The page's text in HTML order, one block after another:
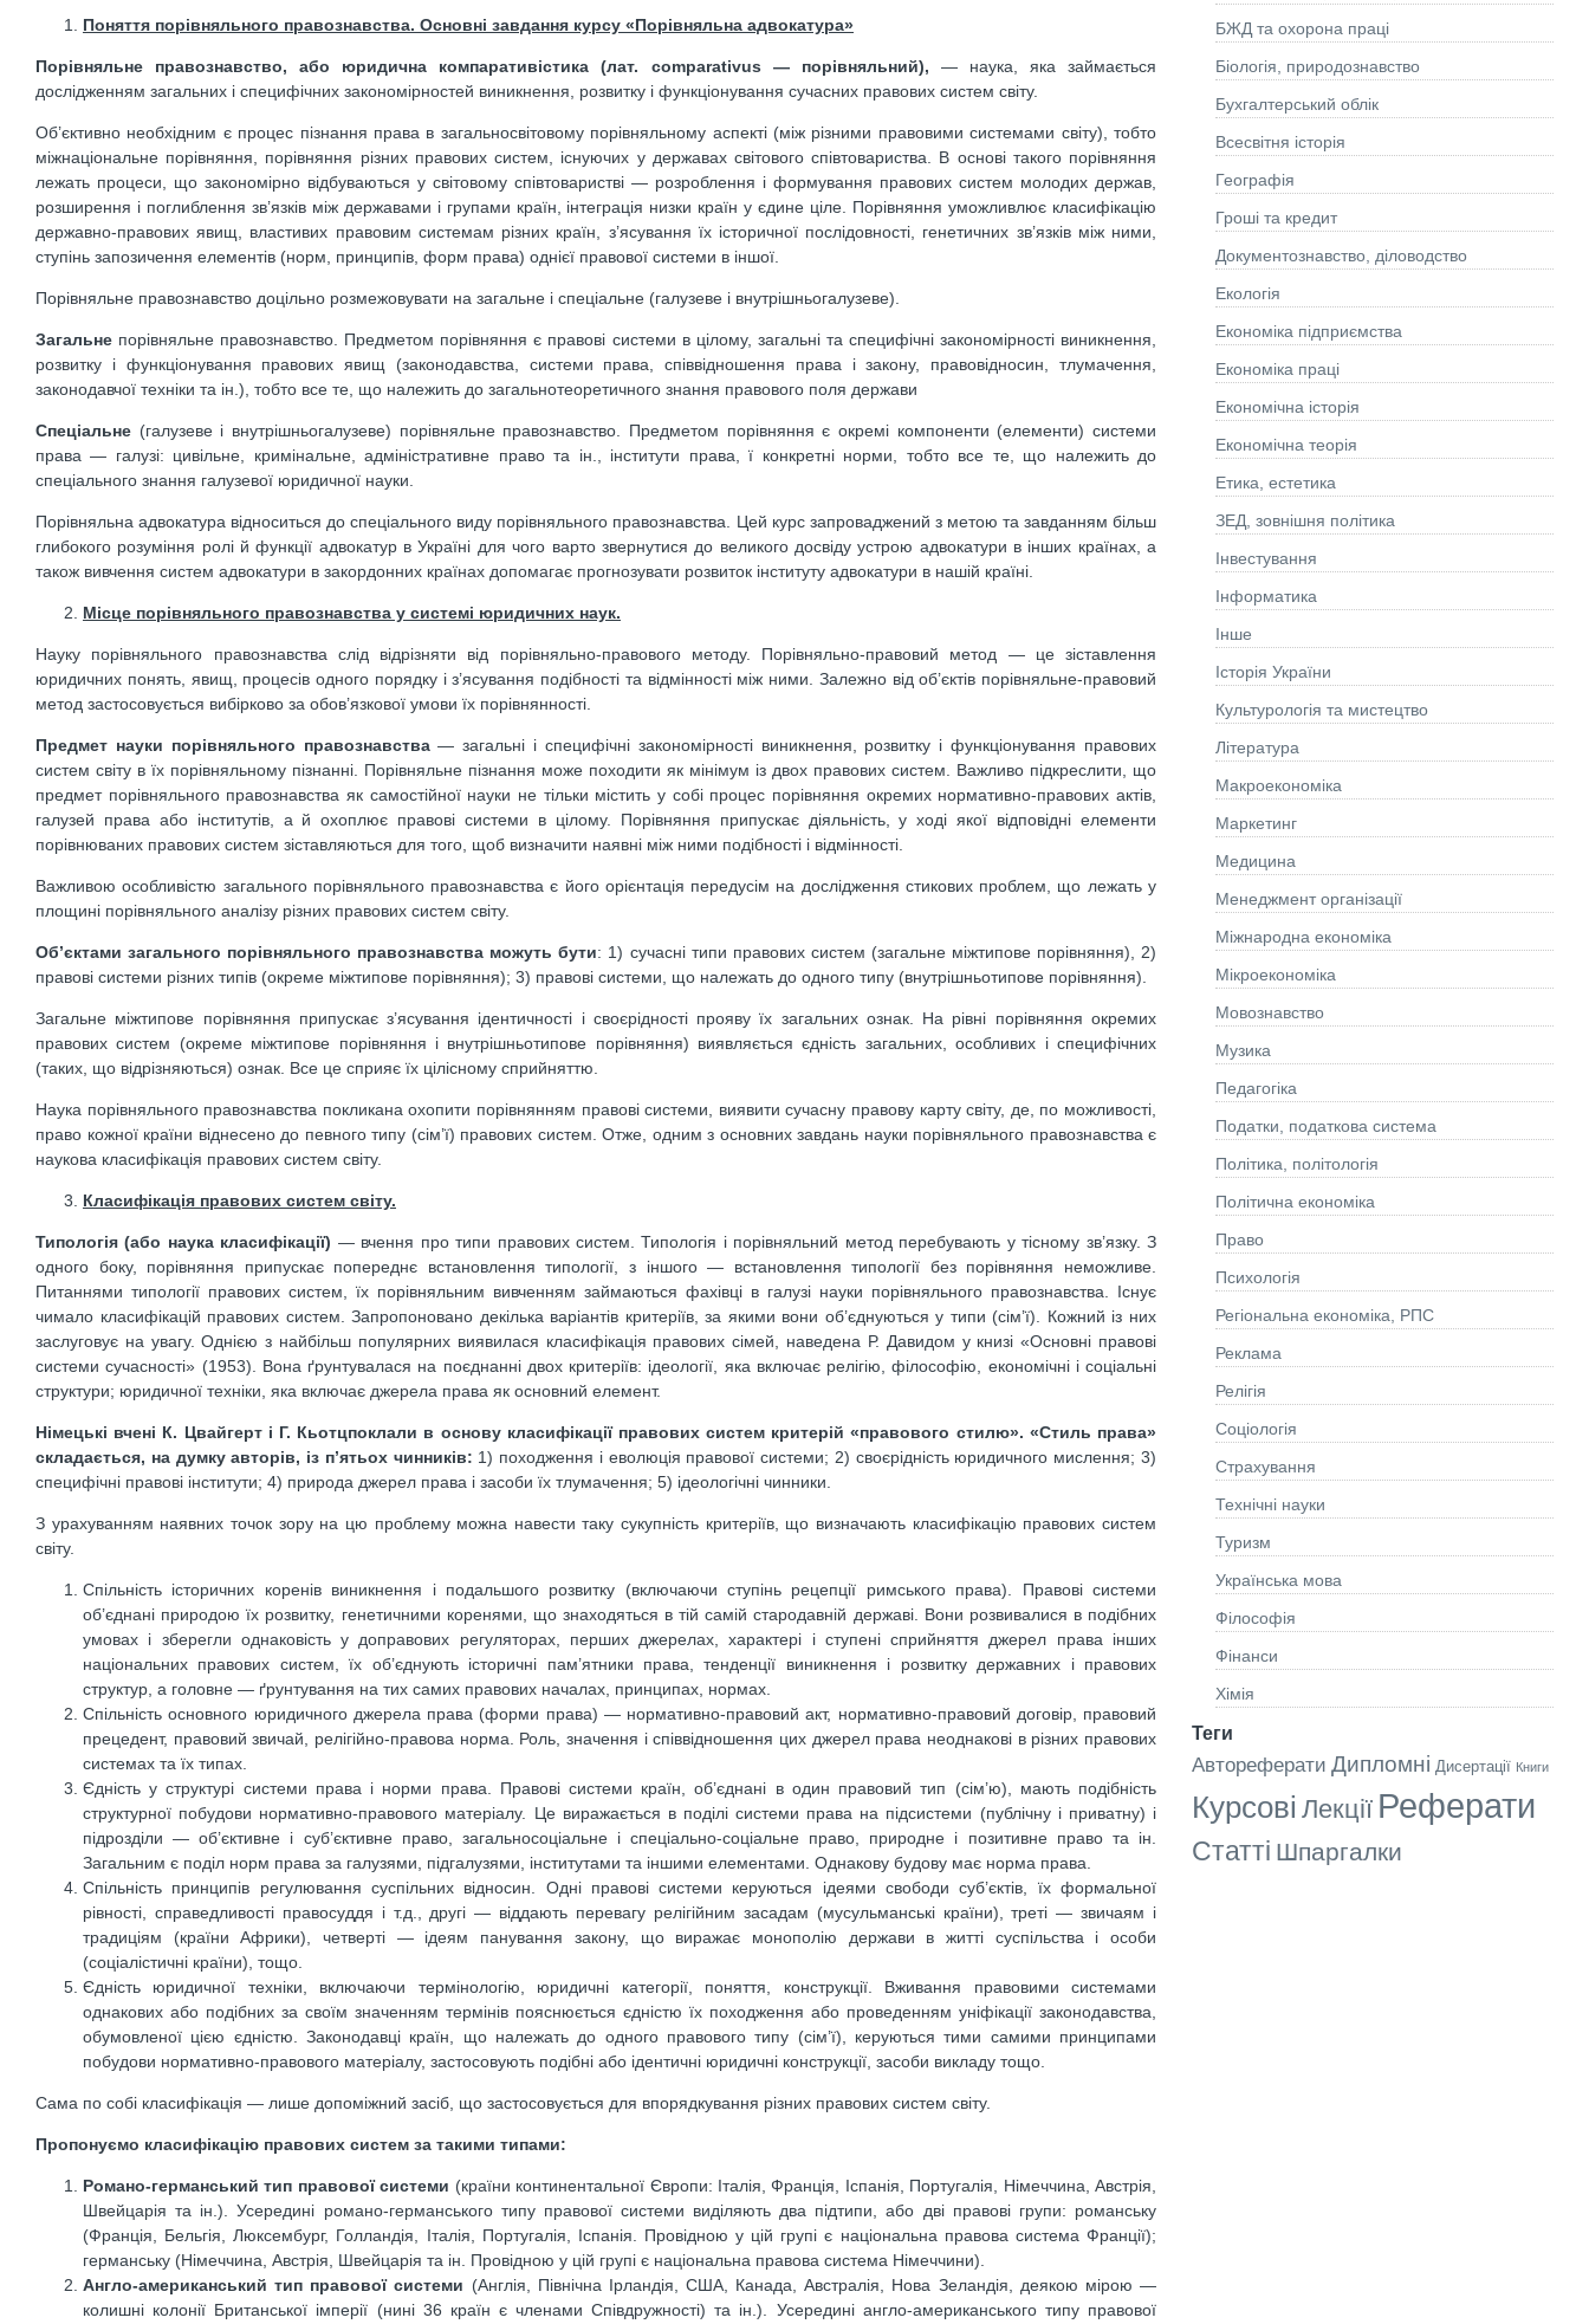
Поняття порівняльного правознавства. Основні завдання курсу «Порівняльна адвокатура»
Порівняльне правознавство, або юридична компаративістика (лат. comparativus — порівняльний), — наука, яка займається
дослідженням загальних і специфічних закономірностей виникнення, розвитку і функціонування сучасних правових систем світу.
Об’єктивно необхідним є процес пізнання права в загальносвітовому порівняльному аспекті (між різними правовими системами світу), тобто
міжнаціональне порівняння, порівняння різних правових систем, існуючих у державах світового співтовариства. В основі такого порівняння
лежать процеси, що закономірно відбуваються у світовому співтоваристві — розроблення і формування правових систем молодих держав,
розширення і поглиблення зв’язків між державами і групами країн, інтеграція низки країн у єдине ціле. Порівняння уможливлює класифікацію
державно-правових явищ, властивих правовим системам різних країн, з’ясування їх історичної послідовності, генетичних зв’язків між ними,
ступінь запозичення елементів (норм, принципів, форм права) однієї правової системи в іншої.
Порівняльне правознавство доцільно розмежовувати на загальне і спеціальне (галузеве і внутрішньогалузеве).
Загальне порівняльне правознавство. Предметом порівняння є правові системи в цілому, загальні та специфічні закономірності виникнення,
розвитку і функціонування правових явищ (законодавства, системи права, співвідношення права і закону, правовідносин, тлумачення,
законодавчої техніки та ін.), тобто все те, що належить до загальнотеоретичного знання правового поля держави
Спеціальне (галузеве і внутрішньогалузеве) порівняльне правознавство. Предметом порівняння є окремі компоненти (елементи) системи
права — галузі: цивільне, кримінальне, адміністративне право та ін., інститути права, ї конкретні норми, тобто все те, що належить до
спеціального знання галузевої юридичної науки.
Порівняльна адвокатура відноситься до спеціального виду порівняльного правознавства. Цей курс запроваджений з метою та завданням більш
глибокого розуміння ролі й функції адвокатур в Україні для чого варто звернутися до великого досвіду устрою адвокатури в інших країнах, а
також вивчення систем адвокатури в закордонних країнах допомагає прогнозувати розвиток інституту адвокатури в нашій країні.
Місце порівняльного правознавства у системі юридичних наук.
Науку порівняльного правознавства слід відрізняти від порівняльно-правового методу. Порівняльно-правовий метод — це зіставлення
юридичних понять, явищ, процесів одного порядку і з’ясування подібності та відмінності між ними. Залежно від об’єктів порівняльне-правовий
метод застосовується вибірково за обов’язкової умови їх порівнянності.
Предмет науки порівняльного правознавства— загальні і специфічні закономірності виникнення, розвитку і функціонування правових
систем світу в їх порівняльному пізнанні. Порівняльне пізнання може походити як мінімум із двох правових систем. Важливо підкреслити, що
предмет порівняльного правознавства як самостійної науки не тільки містить у собі процес порівняння окремих нормативно-правових актів,
галузей права або інститутів, а й охоплює правові системи в цілому. Порівняння припускає діяльність, у ході якої відповідні елементи
порівнюваних правових систем зіставляються для того, щоб визначити наявні між ними подібності і відмінності.
Важливою особливістю загального порівняльного правознавства є його орієнтація передусім на дослідження стикових проблем, що лежать у
площині порівняльного аналізу різних правових систем світу.
Об’єктами загального порівняльного правознавства можуть бути: 1) сучасні типи правових систем (загальне міжтипове порівняння), 2)
правові системи різних типів (окреме міжтипове порівняння); 3) правові системи, що належать до одного типу (внутрішньотипове порівняння).
Загальне міжтипове порівняння припускає з’ясування ідентичності і своєрідності прояву їх загальних ознак. На рівні порівняння окремих
правових систем (окреме міжтипове порівняння і внутрішньотипове порівняння) виявляється єдність загальних, особливих і специфічних
(таких, що відрізняються) ознак. Все це сприяє їх цілісному сприйняттю.
Наука порівняльного правознавства покликана охопити порівнянням правові системи, виявити сучасну правову карту світу, де, по можливості,
право кожної країни віднесено до певного типу (сім’ї) правових систем. Отже, одним з основних завдань науки порівняльного правознавства є
наукова класифікація правових систем світу.
Класифікація правових систем світу.
Типологія (або наука класифікації) — вчення про типи правових систем. Типологія і порівняльний метод перебувають у тісному зв’язку. З
одного боку, порівняння припускає попереднє встановлення типології, з іншого — встановлення типології без порівняння неможливе.
Питаннями типології правових систем, їх порівняльним вивченням займаються фахівці в галузі науки порівняльного правознавства. Існує
чимало класифікацій правових систем. Запропоновано декілька варіантів критеріїв, за якими вони об’єднуються у типи (сім’ї). Кожний із них
заслуговує на увагу. Однією з найбільш популярних виявилася класифікація правових сімей, наведена Р. Давидом у книзі «Основні правові
системи сучасності» (1953). Вона ґрунтувалася на поєднанні двох критеріїв: ідеології, яка включає релігію, філософію, економічні і соціальні
структури; юридичної техніки, яка включає джерела права як основний елемент.
Німецькі вчені К. Цвайгерт і Г. Кьотцпоклали в основу класифікації правових систем критерій «правового стилю». «Стиль права»
складається, на думку авторів, із п’ятьох чинників: 1) походження і еволюція правової системи; 2) своєрідність юридичного мислення; 3)
специфічні правові інститути; 4) природа джерел права і засоби їх тлумачення; 5) ідеологічні чинники.
З урахуванням наявних точок зору на цю проблему можна навести таку сукупність критеріїв, що визначають класифікацію правових систем
світу.
Спільність історичних коренів виникнення і подальшого розвитку (включаючи ступінь рецепції римського права). Правові системи
об’єднані природою їх розвитку, генетичними коренями, що знаходяться в тій самій стародавній державі. Вони розвивалися в подібних
умовах і зберегли однаковість у доправових регуляторах, перших джерелах, характері і ступені сприйняття джерел права інших
національних правових систем, їх об’єднують історичні пам’ятники права, тенденції виникнення і розвитку державних і правових
структур, а головне — ґрунтування на тих самих правових началах, принципах, нормах.
Спільність основного юридичного джерела права (форми права) — нормативно-правовий акт, нормативно-правовий договір, правовий
прецедент, правовий звичай, релігійно-правова норма. Роль, значення і співвідношення цих джерел права неоднакові в різних правових
системах та їх типах.
Єдність у структурі системи права і норми права. Правові системи країн, об’єднані в один правовий тип (сім’ю), мають подібність
структурної побудови нормативно-правового матеріалу. Це виражається в поділі системи права на підсистеми (публічну і приватну) і
підрозділи — об’єктивне і суб’єктивне право, загальносоціальне і спеціально-соціальне право, природне і позитивне право та ін.
Загальним є поділ норм права за галузями, підгалузями, інститутами та іншими елементами. Однакову будову має норма права.
Спільність принципів регулювання суспільних відносин. Одні правові системи керуються ідеями свободи суб’єктів, їх формальної
рівності, справедливості правосуддя і т.д., другі — віддають перевагу релігійним засадам (мусульманські країни), треті — звичаям і
традиціям (країни Африки), четверті — ідеям панування закону, що виражає монополію держави в житті суспільства і особи
(соціалістичні країни), тощо.
Єдність юридичної техніки, включаючи термінологію, юридичні категорії, поняття, конструкції. Вживання правовими системами
однакових або подібних за своїм значенням термінів пояснюється єдністю їх походження або проведенням уніфікації законодавства,
обумовленої цією єдністю. Законодавці країн, що належать до одного правового типу (сім’ї), керуються тими самими принципами
побудови нормативно-правового матеріалу, застосовують подібні або ідентичні юридичні конструкції, засоби викладу тощо.
Сама по собі класифікація — лише допоміжний засіб, що застосовується для впорядкування різних правових систем світу.
Пропонуємо класифікацію правових систем за такими типами:
Романо-германський тип правової системи (країни континентальної Європи: Італія, Франція, Іспанія, Португалія, Німеччина, Австрія,
Швейцарія та ін.). Усередині романо-германського типу правової системи виділяють два підтипи, або дві правові групи: романську
(Франція, Бельгія, Люксембург, Голландія, Італія, Португалія, Іспанія. Провідною у цій групі є національна правова система Франції);
германську (Німеччина, Австрія, Швейцарія та ін. Провідною у цій групі є національна правова система Німеччини).
Англо-американський тип правової системи (Англія, Північна Ірландія, США, Канада, Австралія, Нова Зеландія, деякою мірою —
колишні колонії Британської імперії (нині 36 країн є членами Співдружності) та ін.). Усередині англо-американського типу правової
БЖД та охорона праці
Біологія, природознавство
Бухгалтерський облік
Всесвітня історія
Географія
Гроші та кредит
Документознавство, діловодство
Екологія
Економіка підприємства
Економіка праці
Економічна історія
Економічна теорія
Етика, естетика
ЗЕД, зовнішня політика
Інвестування
Інформатика
Інше
Історія України
Культурологія та мистецтво
Літературa
Макроекономіка
Маркетинг
Медицина
Менеджмент організації
Міжнародна економіка
Мікроекономіка
Мовознавство
Музика
Педагогіка
Податки, податкова система
Політика, політологія
Політична економіка
Право
Психологія
Регіональна економіка, РПС
Реклама
Релігія
Соціологія
Страхування
Технічні науки
Туризм
Українська мова
Філософія
Фінанси
Хімія
Теги
Автореферати Дипломні Дисертації Книги
Курсові Лекції Реферати
Статті Шпаргалки